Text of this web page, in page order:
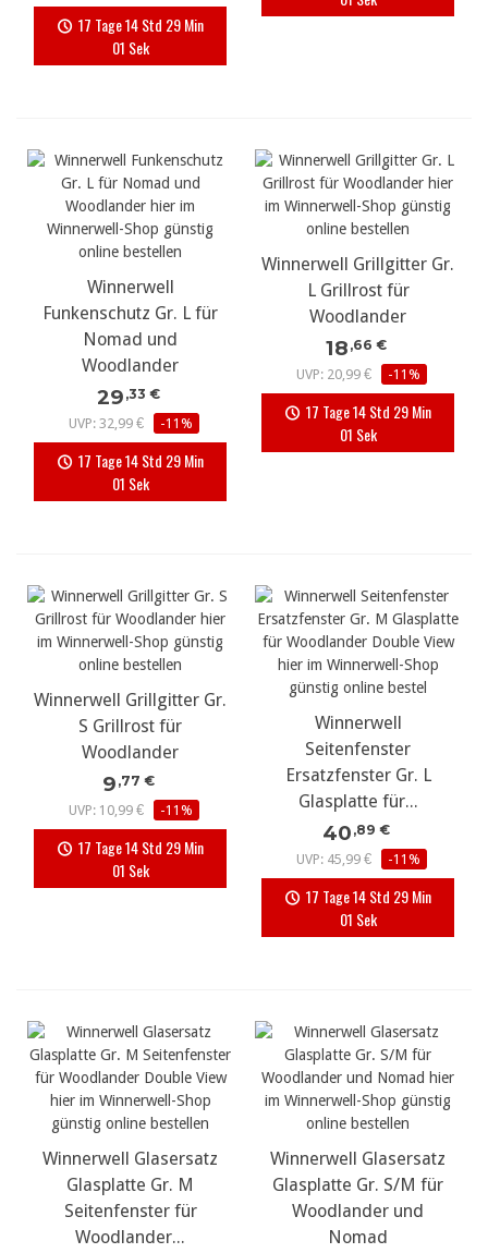
17 Tage 14 Std 29 Min
01 Sek
Winnerwell
Funkenschutz Gr. L für
Nomad und
Woodlander
29 ,33 €
UVP: 32,99 €
-11%
17 Tage 14 Std 29 Min
01 Sek
Winnerwell Grillgitter Gr.
L Grillrost für
Woodlander
18 ,66 €
UVP: 20,99 €
-11%
17 Tage 14 Std 29 Min
01 Sek
Winnerwell Grillgitter Gr.
S Grillrost für
Woodlander
9 ,77 €
UVP: 10,99 €
-11%
17 Tage 14 Std 29 Min
00 Sek
Winnerwell
Seitenfenster
Ersatzfenster Gr. L
Glasplatte für...
40 ,89 €
UVP: 45,99 €
-11%
17 Tage 14 Std 29 Min
00 Sek
Winnerwell Glasersatz
Glasplatte Gr. M
Seitenfenster für
Woodlander...
Winnerwell Glasersatz
Glasplatte Gr. S/M für
Woodlander und
Nomad